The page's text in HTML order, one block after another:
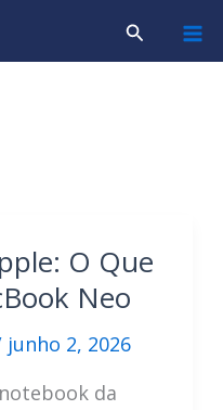
Pesquisar
O Que
Neo
junho 2, 2026
da